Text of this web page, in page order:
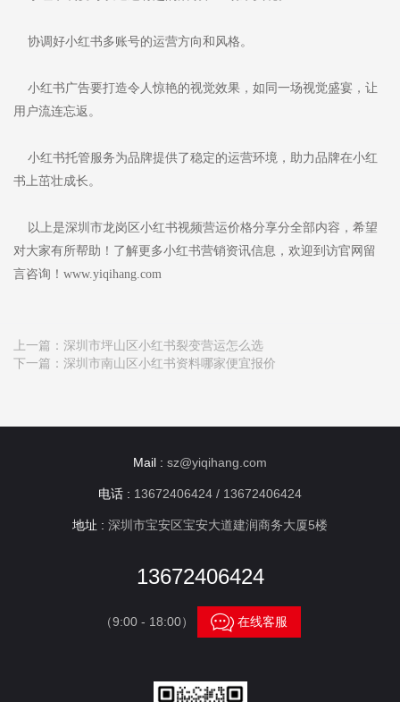
协调好小红书多账号的运营方向和风格。
小红书广告要打造令人惊艳的视觉效果，如同一场视觉盛宴，让
用户流连忘返。
小红书托管服务为品牌提供了稳定的运营环境，助力品牌在小红
书上茁壮成长。
以上是深圳市龙岗区小红书视频营运价格分享分全部内容，希望
对大家有所帮助！了解更多小红书营销资讯信息，欢迎到访官网留
言咨询！www.yiqihang.com
上一篇： 深圳市坪山区小红书裂变营运怎么选
下一篇： 深圳市南山区小红书资料哪家便宜报价
Mail : sz@yiqihang.com
电话 : 13672406424 / 13672406424
地址 : 深圳市宝安区宝安大道建润商务大厦5楼
13672406424
（9:00 - 18:00） 在线客服